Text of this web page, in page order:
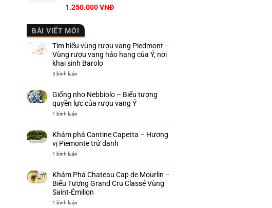
1.250.000VNĐ
BÀI VIẾT MỚI
Tìm hiểu vùng rượu vang Piedmont –
Vùng rượu vang hảo hạng của Ý, nơi
khai sinh Barolo
5 bình luận
vùng
rượu
vang
Piedmont
hảo
hạng
của
Barolo
Giống nho Nebbiolo – Biểu tượng
quyền lực của rượu vang Ý
1 bình luận
Nebbiolo
–
Biểu
tượng
vang
Ý
Khám phá Cantine Capetta – Hương
vị Piemonte trứ danh
1 bình luận
Cantine
Capetta
–
Hương
vị
Khám Phá Chateau Cap de Mourlin –
Biểu Tượng Grand Cru Classé Vùng
Saint-Émilion
1 bình luận